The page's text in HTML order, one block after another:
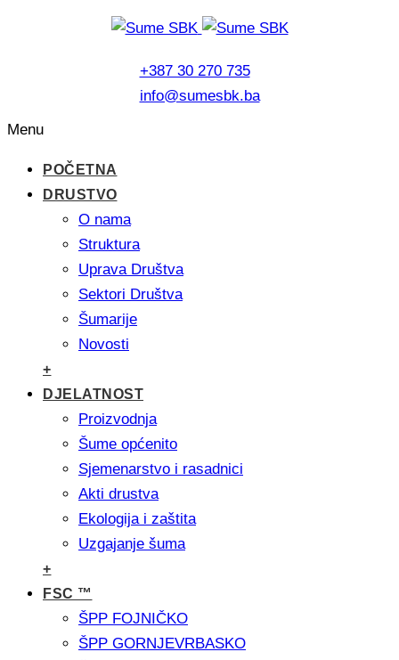
+387 30 270 735
info@sumesbk.ba
Menu
POČETNA
DRUSTVO
O nama
Struktura
Uprava Društva
Sektori Društva
Šumarije
Novosti
+
DJELATNOST
Proizvodnja
Šume općenito
Sjemenarstvo i rasadnici
Akti drustva
Ekologija i zaštita
Uzgajanje šuma
+
FSC ™
ŠPP FOJNIČKO
ŠPP GORNJEVRBASKO